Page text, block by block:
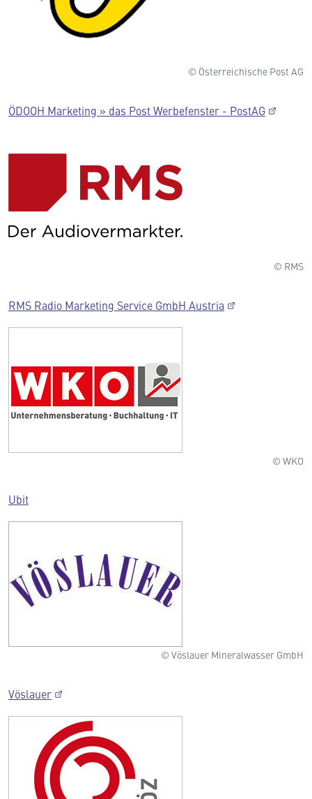
© Österreichische Post AG
ÖDOOH Marketing » das Post Werbefenster - PostAG
© RMS
RMS Radio Marketing Service GmbH Austria
© WKO
Ubit
© Vöslauer Mineralwasser GmbH
Vöslauer